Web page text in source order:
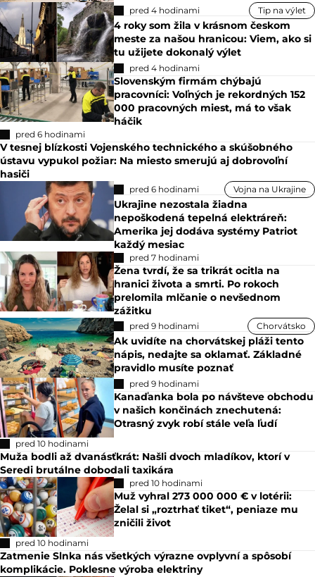
pred 4 hodinami Tip na výlet
4 roky som žila v krásnom českom
meste za našou hranicou: Viem, ako si
tu užijete dokonalý výlet
pred 4 hodinami
Slovenským firmám chýbajú
pracovníci: Voľných je rekordných 152
000 pracovných miest, má to však
háčik
pred 6 hodinami
V tesnej blízkosti Vojenského technického a skúšobného
ústavu vypukol požiar: Na miesto smerujú aj dobrovoľní
hasiči
pred 6 hodinami Vojna na Ukrajine
Ukrajine nezostala žiadna
nepoškodená tepelná elektráreň:
Amerika jej dodáva systémy Patriot
každý mesiac
pred 7 hodinami
Žena tvrdí, že sa trikrát ocitla na
hranici života a smrti. Po rokoch
prelomila mlčanie o nevšednom
zážitku
pred 9 hodinami Chorvátsko
Ak uvidíte na chorvátskej pláži tento
nápis, nedajte sa oklamať. Základné
pravidlo musíte poznať
pred 9 hodinami
Kanaďanka bola po návšteve obchodu
v našich končinách znechutená:
Otrasný zvyk robí stále veľa ľudí
pred 10 hodinami
Muža bodli až dvanásťkrát: Našli dvoch mladíkov, ktorí v
Seredi brutálne dobodali taxikára
pred 10 hodinami
Muž vyhral 273 000 000 € v lotérii:
Želal si „roztrhať tiket“, peniaze mu
zničili život
pred 10 hodinami
Zatmenie Slnka nás všetkých výrazne ovplyvní a spôsobí
komplikácie. Poklesne výroba elektriny